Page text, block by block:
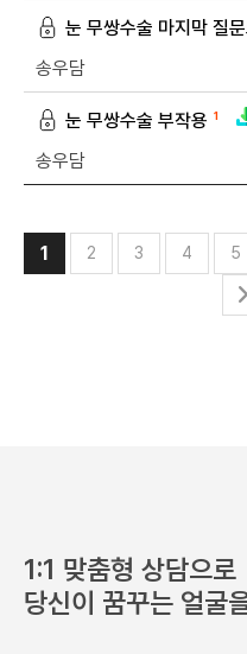
눈 무쌍수술 마지막 질
송우담
눈 무쌍수술 부작용 1
송우담
1 2 3 4 5
1:1 맞춤형 상담으로
당신이 꿈꾸는 얼굴